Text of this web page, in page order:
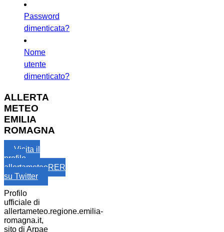
Password
dimenticata?
Nome
utente
dimenticato?
ALLERTA
METEO
EMILIA
ROMAGNA
Visita il
profilo
allertameteoRER
su Twitter
Profilo
ufficiale di
allertameteo.regione.emilia-
romagna.it,
sito di Arpae